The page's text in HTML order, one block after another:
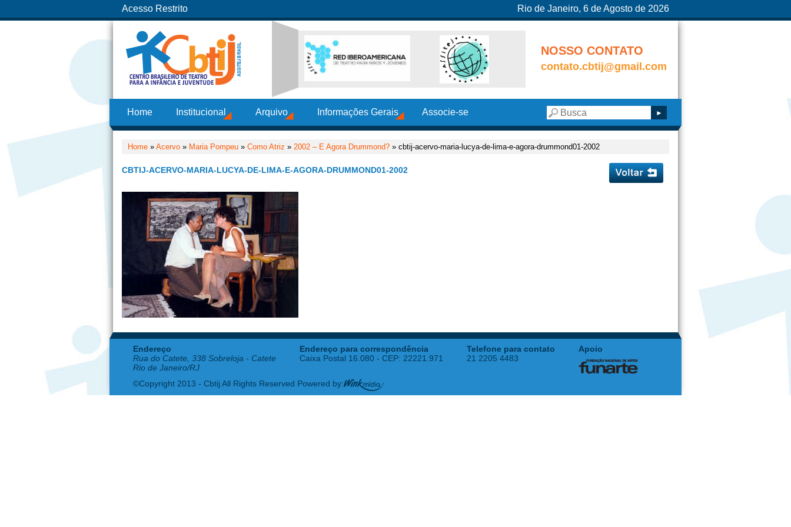
Acesso Restrito Rio de Janeiro, 6 de Agosto de 2026
NOSSO CONTATO
contato.cbtij@gmail.com
Home Institucional Arquivo Informações Gerais Associe-se
Home » Acervo » Maria Pompeu » Como Atriz » 2002 – E Agora Drummond? » cbtij-acervo-maria-lucya-de-lima-e-agora-drummond01-2002
CBTIJ-ACERVO-MARIA-LUCYA-DE-LIMA-E-AGORA-DRUMMOND01-2002
Endereço
Rua do Catete, 338 Sobreloja - Catete
Rio de Janeiro/RJ
Endereço para correspondência
Caixa Postal 16.080 - CEP: 22221.971
Telefone para contato
21 2205 4483
Apoio
©Copyright 2013 - Cbtij All Rights Reserved Powered by: